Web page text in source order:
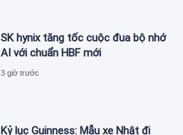
SK hynix tăng tốc cuộc đua bộ nhớ
AI với chuẩn HBF mới
3 giờ trước
Kỷ lục Guinness: Mẫu xe Nhật đi